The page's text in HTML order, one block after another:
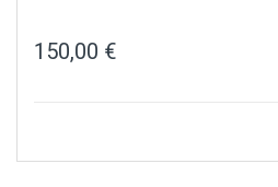
150,00 €